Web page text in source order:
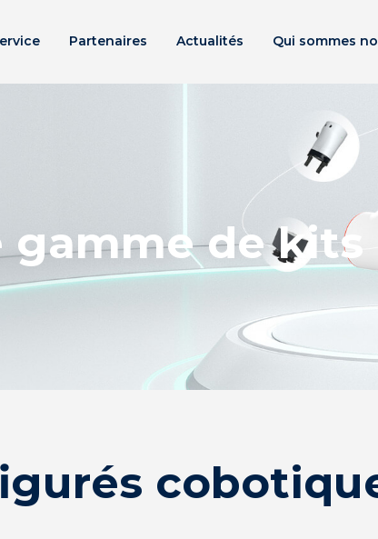
Partenaires Actualités Qui sommes
gamme de